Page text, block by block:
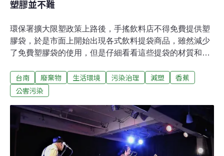
塑膠並不難
環保署擴大限塑政策上路後，手搖飲料店不得免費提供塑
膠袋，於是市面上開始出現各式飲料提袋商品，雖然減少
了免費塑膠袋的使用，但是仔細看看這些提袋的材質和使
減少塑膠垃圾對環境和健康的危害，應有更有機的作法。
位於台南的國立台灣歷史博物館，日前舉辦了「香蕉絲手
領民眾親手割香蕉莖，取香蕉纖維，最後編織成方便使用
的環保提繩，可隨身攜帶作為飲料杯提繩，或好用的工具
腕繩。活動意在告訴大眾，用天然的纖維製品取代塑膠製
品，從源頭改善海洋垃圾和環境中塑膠微粒的問題，其實
台南 廢棄物 生活環境 污染治理 減塑
香蕉
公害污染